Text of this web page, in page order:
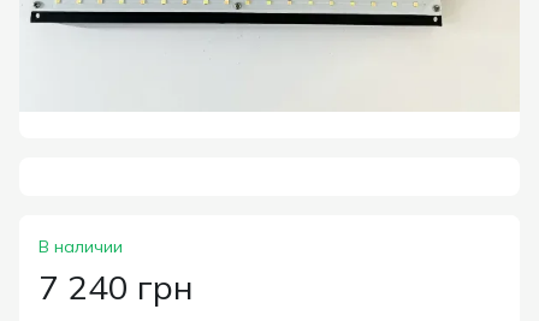
В наличии
7 240 грн